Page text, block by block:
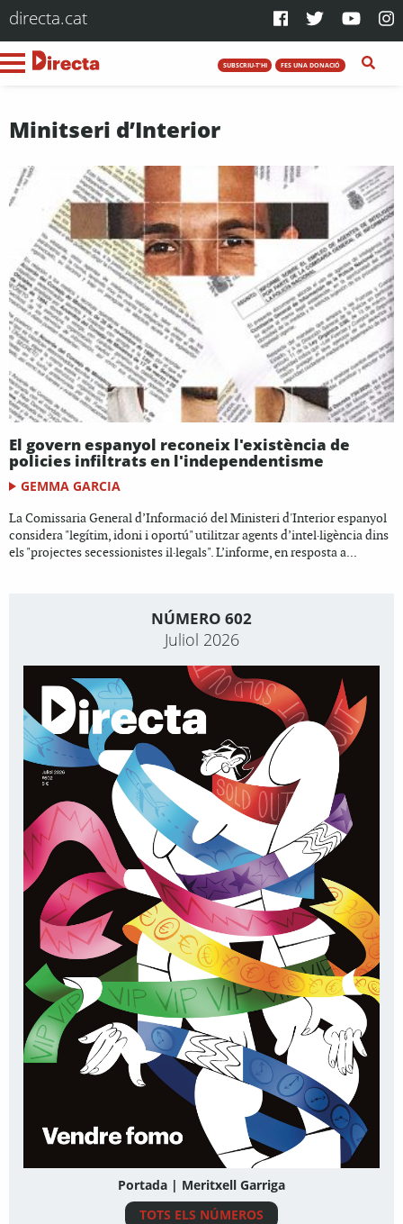
directa.cat
SUBSCRIU-T'HI FES UNA DONACIÓ
Minitseri d’Interior
El govern espanyol reconeix l'existència de
policies infiltrats en l'independentisme
GEMMA GARCIA
La Comissaria General d’Informació del Ministeri d'Interior espanyol
considera "legítim, idoni i oportú" utilitzar agents d’intel·ligència dins
els "projectes secessionistes il·legals". L’informe, en resposta a...
NÚMERO 602
Juliol 2026
Portada | Meritxell Garriga
TOTS ELS NÚMEROS